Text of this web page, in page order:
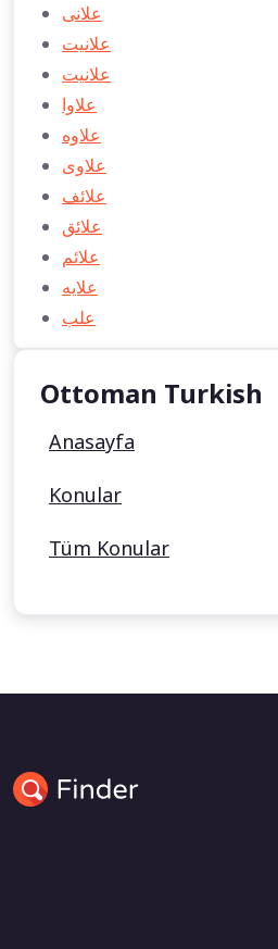
علانی
علانیت
علانيت
علاوا
علاوه
علاوی
علائف
علائق
علائم
علايه
علب
Ottoman Turkish
Anasayfa
Konular
Tüm Konular